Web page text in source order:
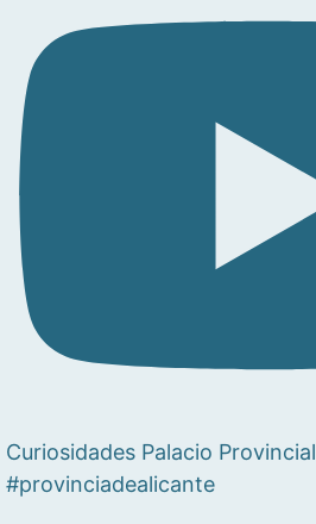
Curiosidades Palacio Provincial
#provinciadealicante